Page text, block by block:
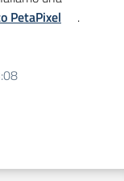
PetaPixel .